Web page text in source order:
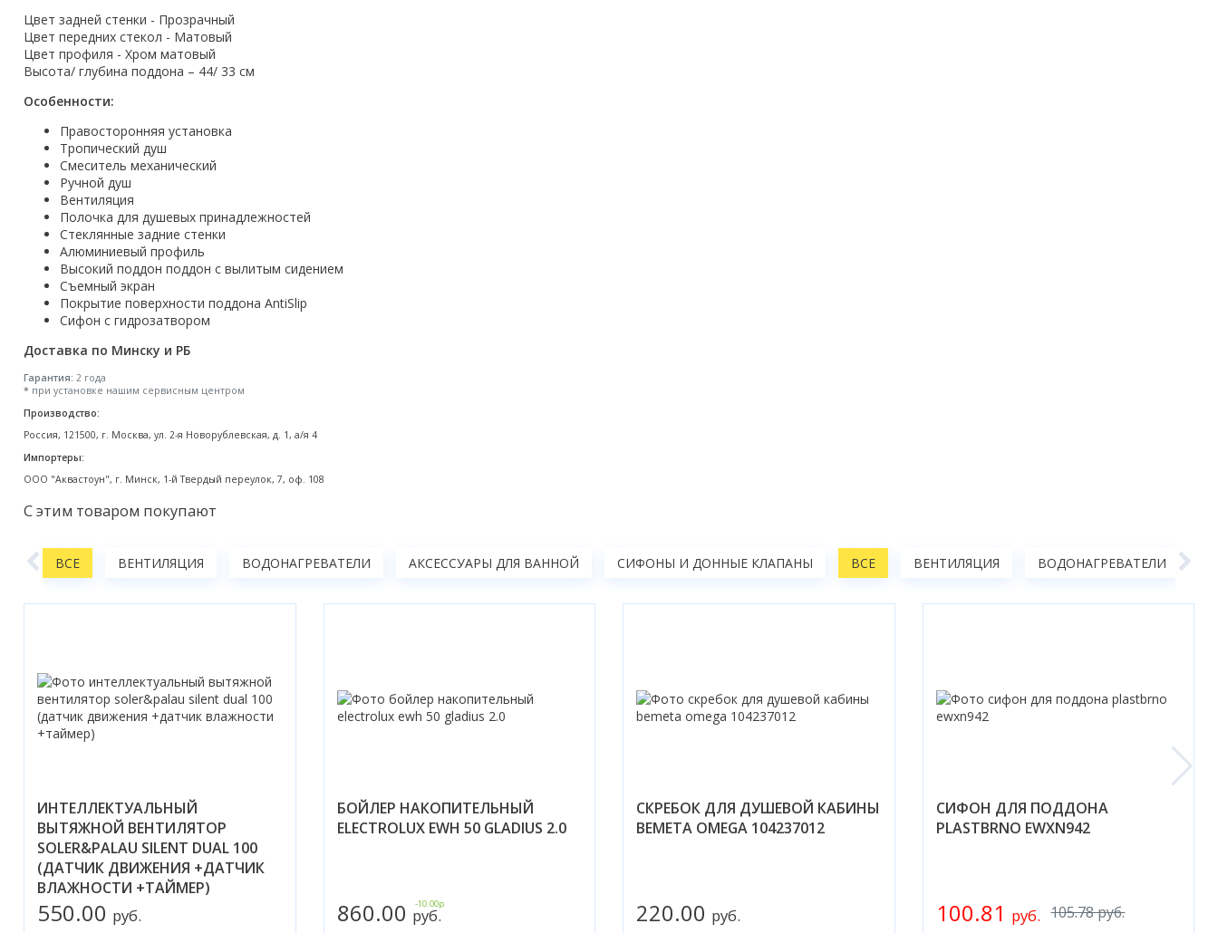
Котлы отопления
Аксессуары для ванной
Люки
Дом и сад
Готовые кухни
Акции
Цвет задней стенки - Прозрачный
Цвет передних стекол - Матовый
Цвет профиля - Хром матовый
Высота/ глубина поддона – 44/ 33 см
Особенности:
Правосторонняя установка
Тропический душ
Смеситель механический
Ручной душ
Вентиляция
Полочка для душевых принадлежностей
Стеклянные задние стенки
Алюминиевый профиль
Высокий поддон поддон с вылитым сидением
Съемный экран
Покрытие поверхности поддона AntiSlip
Сифон с гидрозатвором
Доставка по Минску и РБ
Гарантия: 2 года
* при установке нашим сервисным центром
Производство:
Россия, 121500, г. Москва, ул. 2-я Новорублевская, д. 1, а/я 4
Импортеры:
ООО "Аквастоун", г. Минск, 1-й Твердый переулок, 7, оф. 108
С этим товаром покупают
ВСЕ ВЕНТИЛЯЦИЯ ВОДОНАГРЕВАТЕЛИ АКСЕССУАРЫ ДЛЯ ВАННОЙ СИФОНЫ И ДОННЫЕ КЛАПАНЫ ВСЕ ВЕНТИЛЯЦИЯ ВОДОНАГРЕВАТЕЛИ
ИНТЕЛЛЕКТУАЛЬНЫЙ
ВЫТЯЖНОЙ ВЕНТИЛЯТОР
SOLER&PALAU SILENT DUAL 100
(ДАТЧИК ДВИЖЕНИЯ +ДАТЧИК
ВЛАЖНОСТИ +ТАЙМЕР)
550.00 руб.
БОЙЛЕР НАКОПИТЕЛЬНЫЙ
ELECTROLUX EWH 50 GLADIUS 2.0
860.00 руб.
-10.00р
СКРЕБОК ДЛЯ ДУШЕВОЙ КАБИНЫ
BEMETA OMEGA 104237012
220.00 руб.
СИФОН ДЛЯ ПОДДОНА
PLASTBRNO EWXN942
105.78 руб.
100.81 руб.